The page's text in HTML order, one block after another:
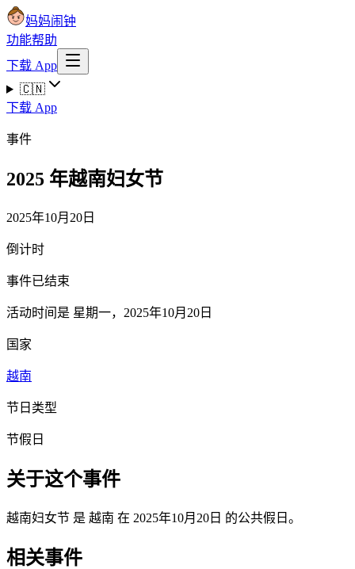
妈妈闹钟
功能帮助
下载 App
🇨🇳
下载 App
事件
2025 年越南妇女节
2025年10月20日
倒计时
事件已结束
活动时间是 星期一，2025年10月20日
国家
越南
节日类型
节假日
关于这个事件
越南妇女节 是 越南 在 2025年10月20日 的公共假日。
相关事件